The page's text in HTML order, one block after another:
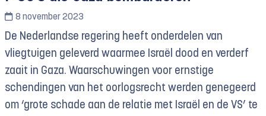
8 november 2023
De Nederlandse regering heeft onderdelen van
vliegtuigen geleverd waarmee Israël dood en verderf
zaait in Gaza. Waarschuwingen voor ernstige
schendingen van het oorlogsrecht werden genegeerd
om ‘grote schade aan de relatie met Israël en de VS’ te